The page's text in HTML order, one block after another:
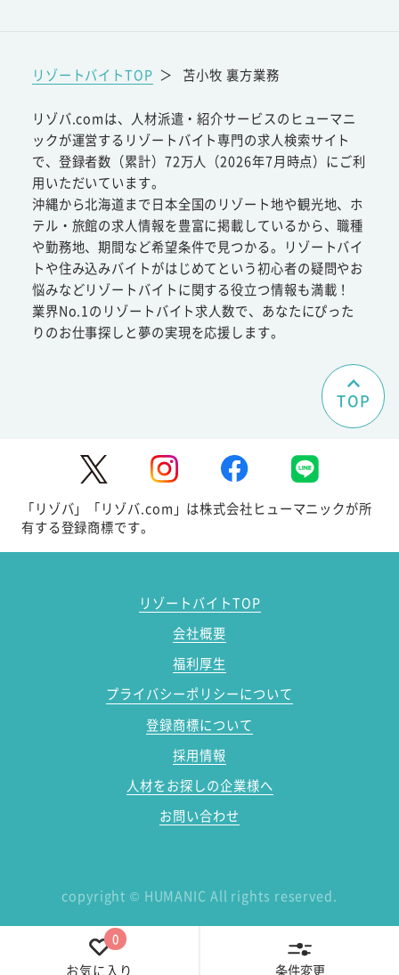
リゾートバイトTOP ＞ 苫小牧 裏方業務
リゾバ.comは、人材派遣・紹介サービスのヒューマニ
ックが運営するリゾートバイト専門の求人検索サイト
で、登録者数（累計）72万人（2026年7月時点）にご利
用いただいています。
沖縄から北海道まで日本全国のリゾート地や観光地、ホ
テル・旅館の求人情報を豊富に掲載しているから、職種
や勤務地、期間など希望条件で見つかる。リゾートバイ
トや住み込みバイトがはじめてという初心者の疑問やお
悩みなどリゾートバイトに関する役立つ情報も満載！
業界No.1のリゾートバイト求人数で、あなたにぴった
りのお仕事探しと夢の実現を応援します。
TOP
「リゾバ」「リゾバ.com」は株式会社ヒューマニックが所
有する登録商標です。
リゾートバイトTOP
会社概要
福利厚生
プライバシーポリシーについて
登録商標について
採用情報
人材をお探しの企業様へ
お問い合わせ
copyright © HUMANIC All rights reserved.
0
お気に入り 条件変更